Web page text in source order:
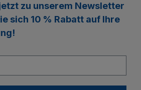
zu unserem Newsletter
sich 10 % Rabatt auf Ihre